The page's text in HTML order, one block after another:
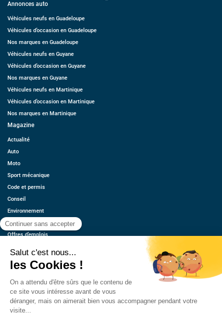
Annonces auto
Véhicules neufs en Guadeloupe
Véhicules d’occasion en Guadeloupe
Nos marques en Guadeloupe
Véhicules neufs en Guyane
Véhicules d’occasion en Guyane
Nos marques en Guyane
Véhicules neufs en Martinique
Véhicules d’occasion en Martinique
Nos marques en Martinique
Magazine
Actualité
Auto
Moto
Sport mécanique
Code et permis
Conseil
Environnement
Économie
Offres d’emplois
Contact
Estimez votre voiture
Mentions légales